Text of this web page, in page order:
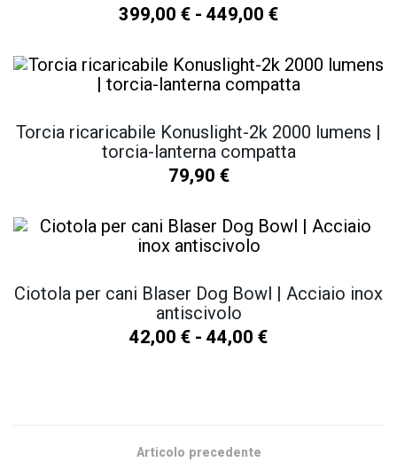
399,00 € - 449,00 €
Torcia ricaricabile Konuslight-2k 2000 lumens |
torcia-lanterna compatta
79,90 €
Ciotola per cani Blaser Dog Bowl | Acciaio inox
antiscivolo
42,00 € - 44,00 €
Articolo precedente